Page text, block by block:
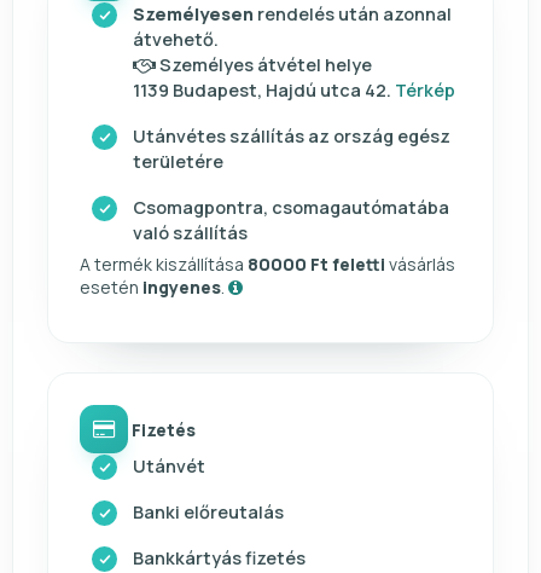
Személyesen rendelés után azonnal
átvehető.
Személyes átvétel helye
1139 Budapest, Hajdú utca 42. Térkép
Utánvétes szállítás az ország egész
területére
Csomagpontra, csomagautómatába
való szállítás
A termék kiszállítása 80000 Ft feletti vásárlás
esetén ingyenes
Fizetés
Utánvét
Banki előreutalás
Bankkártyás fizetés